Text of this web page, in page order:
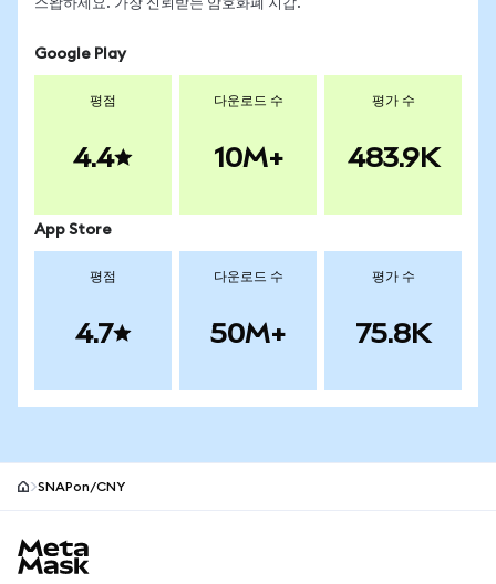
스왑하세요. 가장 신뢰받는 암호화폐 지갑.
Google Play
평점
4.4
다운로드 수
10M+
평가 수
483.9K
App Store
평점
4.7
다운로드 수
50M+
평가 수
75.8K
SNAPon/CNY